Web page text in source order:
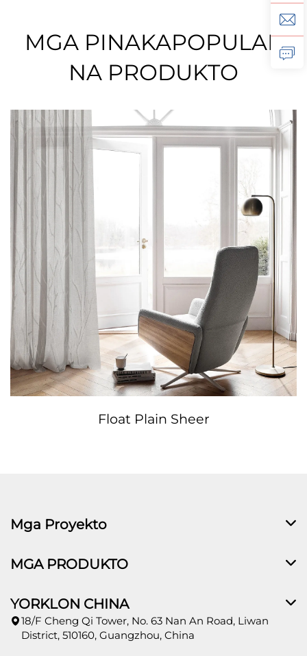
MGA PINAKAPOPULAR
NA PRODUKTO
Float Plain Sheer
Mga Proyekto
MGA PRODUKTO
YORKLON CHINA
18/F Cheng Qi Tower, No. 63 Nan An Road, Liwan
District, 510160, Guangzhou, China